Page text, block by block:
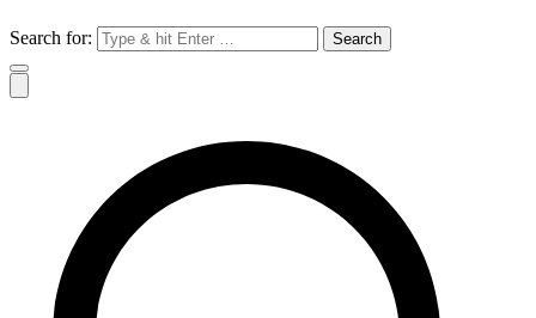
Search for: